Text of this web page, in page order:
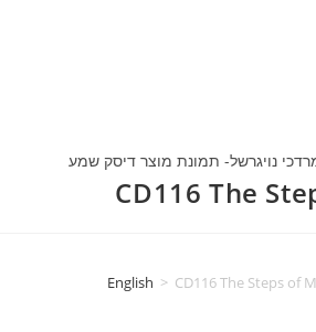
CD116 The
English > CD116 The Steps of